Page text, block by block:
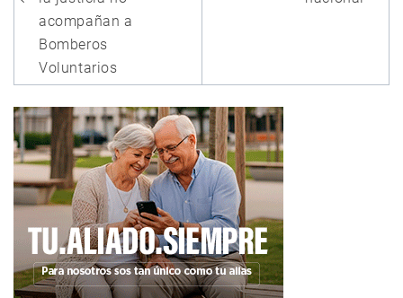
acompañan a
Bomberos
Voluntarios